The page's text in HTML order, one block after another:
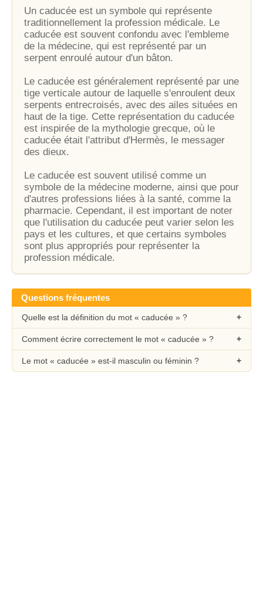
Un caducée est un symbole qui représente
traditionnellement la profession médicale. Le
caducée est souvent confondu avec l'embleme
de la médecine, qui est représenté par un
serpent enroulé autour d'un bâton.
Le caducée est généralement représenté par une
tige verticale autour de laquelle s'enroulent deux
serpents entrecroisés, avec des ailes situées en
haut de la tige. Cette représentation du caducée
est inspirée de la mythologie grecque, où le
caducée était l'attribut d'Hermès, le messager
des dieux.
Le caducée est souvent utilisé comme un
symbole de la médecine moderne, ainsi que pour
d'autres professions liées à la santé, comme la
pharmacie. Cependant, il est important de noter
que l'utilisation du caducée peut varier selon les
pays et les cultures, et que certains symboles
sont plus appropriés pour représenter la
profession médicale.
Questions fréquentes
Quelle est la définition du mot « caducée » ?
Comment écrire correctement le mot « caducée » ?
Le mot « caducée » est-il masculin ou féminin ?